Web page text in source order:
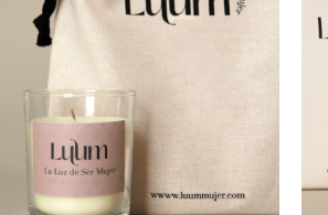
AÑADIR AL CARRITO
RÁPIDA